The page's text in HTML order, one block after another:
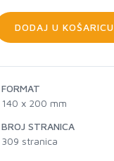
DODAJ U KOŠARICU
FORMAT
140 x 200 mm
BROJ STRANICA
309 stranica